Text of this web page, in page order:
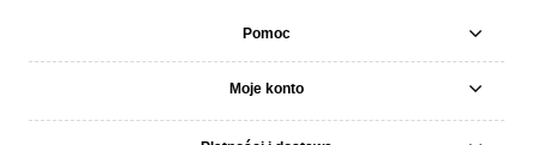
Pomoc
Moje konto